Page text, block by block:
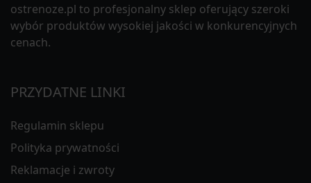
ostrenoze.pl to profesjonalny sklep oferujący szeroki
wybór produktów wysokiej jakości w konkurencyjnych
cenach.
PRZYDATNE LINKI
Regulamin sklepu
Polityka prywatności
Reklamacje i zwroty